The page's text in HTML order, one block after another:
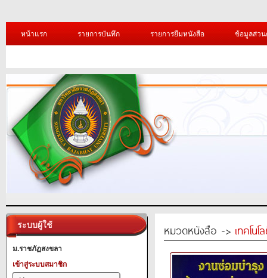
หน้าแรก รายการบันทึก รายการยืมหนังสือ ข้อมูลส่ว
ระบบผู้ใช้
ม.ราชภัฏสงขลา
เข้าสู่ระบบสมาชิก
หมวดหนังสือ -> เทคโน